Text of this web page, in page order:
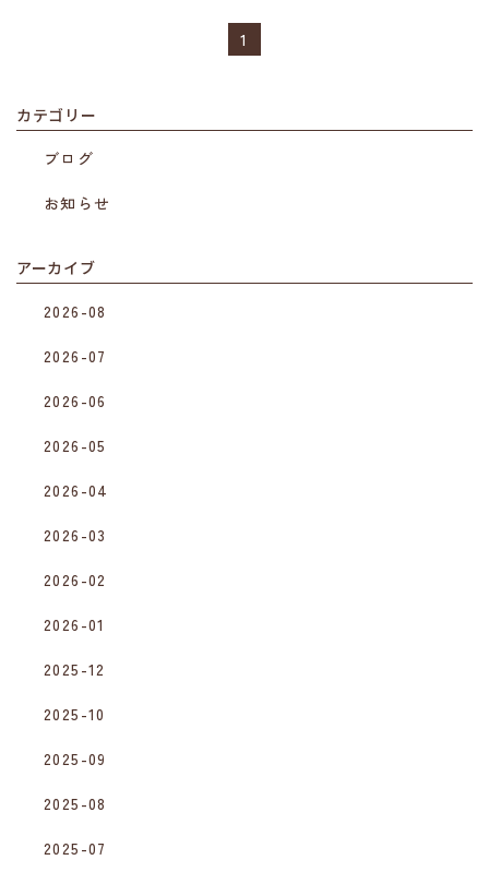
1
カテゴリー
ブログ
お知らせ
アーカイブ
2026-08
2026-07
2026-06
2026-05
2026-04
2026-03
2026-02
2026-01
2025-12
2025-10
2025-09
2025-08
2025-07